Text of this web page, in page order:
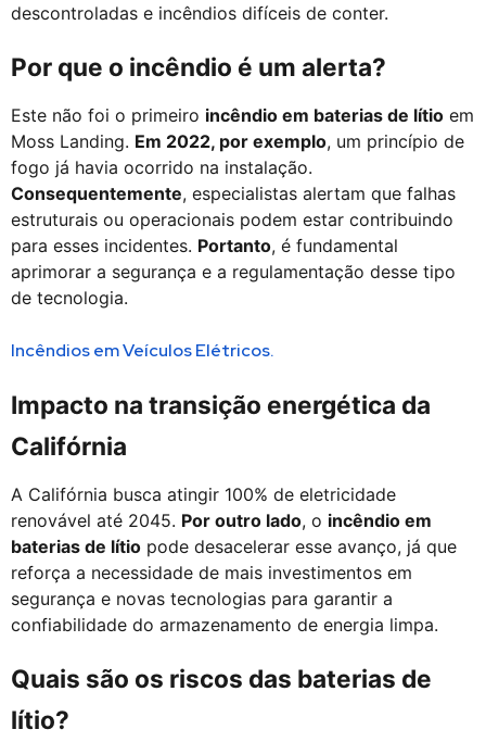
descontroladas e incêndios difíceis de conter.
Por que o incêndio é um alerta?
Este não foi o primeiro incêndio em baterias de lítio em
Moss Landing. Em 2022, por exemplo, um princípio de
fogo já havia ocorrido na instalação.
Consequentemente, especialistas alertam que falhas
estruturais ou operacionais podem estar contribuindo
para esses incidentes. Portanto, é fundamental
aprimorar a segurança e a regulamentação desse tipo
de tecnologia.
Incêndios em Veículos Elétricos.
Impacto na transição energética da
Califórnia
A Califórnia busca atingir 100% de eletricidade
renovável até 2045. Por outro lado, o incêndio em
baterias de lítio pode desacelerar esse avanço, já que
reforça a necessidade de mais investimentos em
segurança e novas tecnologias para garantir a
confiabilidade do armazenamento de energia limpa.
Quais são os riscos das baterias de
lítio?